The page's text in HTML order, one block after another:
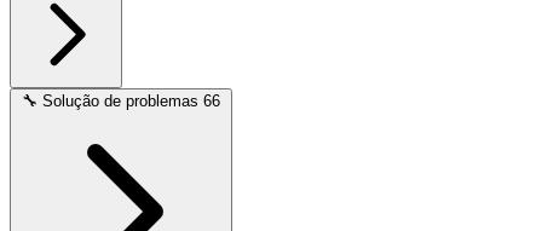
🔧 Solução de problemas 66